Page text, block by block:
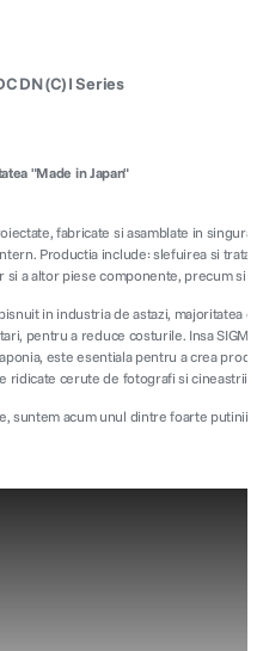
DN (C) I Series
"Made in Japan"
fabricate si asamblate in
Productia include: slefuirea si
a altor piese componente, precum si
in industria de astazi, majoritatea
pentru a reduce costurile. Insa
este esentiala pentru a crea
ridicate cerute de fotografi si cineastrii
suntem acum unul dintre foarte